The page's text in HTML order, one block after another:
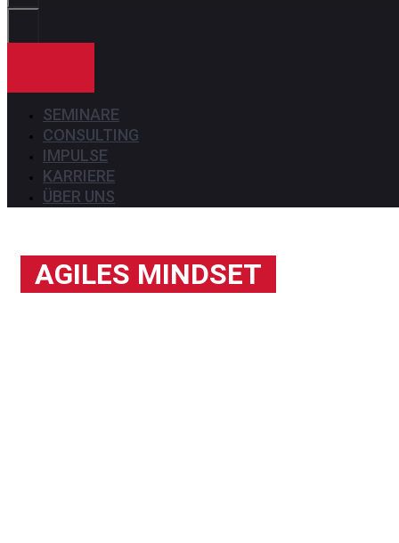
SEMINARE
CONSULTING
IMPULSE
KARRIERE
ÜBER UNS
AGILES MINDSET